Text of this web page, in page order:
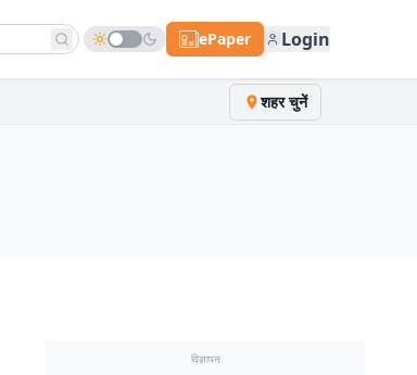
ePaper Login
शहर चुनें
विज्ञापन